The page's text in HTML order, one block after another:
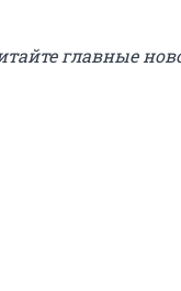
главные